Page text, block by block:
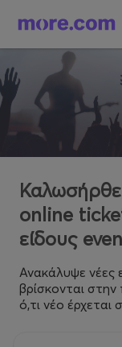
online
είδους
Ανακάλυψε νέες
βρίσκονται
ό,τι νέο έρχεται